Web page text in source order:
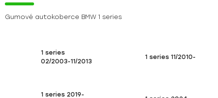
Gumové autokoberce BMW 1 series
1 series
02/2003-11/2013
1 series 11/2010-
1 series 2019-